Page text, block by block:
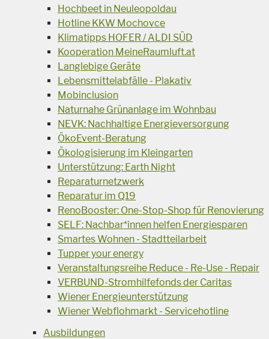
Hochbeet in Neuleopoldau
Hotline KKW Mochovce
Klimatipps HOFER / ALDI SÜD
Kooperation MeineRaumluft.at
Langlebige Geräte
Lebensmittelabfälle - Plakativ
Mobinclusion
Naturnahe Grünanlage im Wohnbau
NEVK: Nachhaltige Energieversorgung
ÖkoEvent-Beratung
Ökologisierung im Kleingarten
Unterstützung: Earth Night
Reparaturnetzwerk
Reparatur im Q19
RenoBooster: One-Stop-Shop für Renovierung
SELF: Nachbar*innen helfen Energiesparen
Smartes Wohnen - Stadtteilarbeit
Tupper your energy
Veranstaltungsreihe Reduce - Re-Use - Repair
VERBUND-Stromhilfefonds der Caritas
Wiener Energieunterstützung
Wiener Webflohmarkt - Servicehotline
Ausbildungen